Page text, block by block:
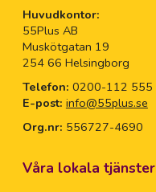
Huvudkontor:
55Plus AB
Muskötgatan 19
254 66 Helsingborg
Telefon: 0200-112 555
E-post: info@55plus.se
Org.nr: 556727-4690
Våra lokala tjänster